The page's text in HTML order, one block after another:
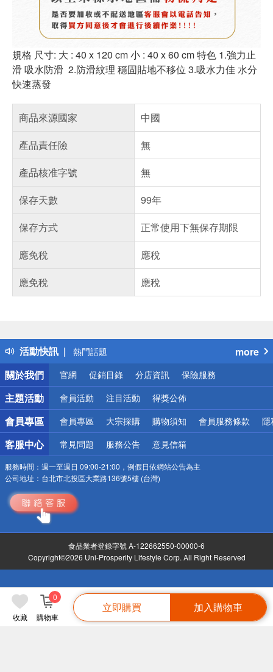
收藏 購物車
0
立即購買 加入購物車
規格 尺寸: 大 : 40 x 120 cm 小 : 40 x 60 cm 特色 1.強力止
滑 吸水防滑 2.防滑紋理 穩固貼地不移位 3.吸水力佳 水分
快速蒸發
商品來源國家
中國
產品責任險
無
產品核准字號
無
保存天數
99年
保存方式
正常使用下無保存期限
應免稅
應稅
應免稅
應稅
活動快訊
得獎公告
熱門話題
銀行優惠
偏遠地區配送
詐騙網頁！請小心！
more
關於我們
官網 促銷目錄 分店資訊 保險服務
主題活動 會員活動 注目活動 得獎公佈
會員專區 會員專區 大宗採購 購物須知 會員服務條款 隱
客服中心 常見問題 服務公告 意見信箱
服務時間： 週一至週日 09:00-21:00，例假日依網站公告為主
公司地址： 台北市北投區大業路136號5樓 (台灣)
食品業者登錄字號 A-122662550-00000-6
Copyright©2026 Uni-Prosperity Lifestyle Corp. All Right Reserved